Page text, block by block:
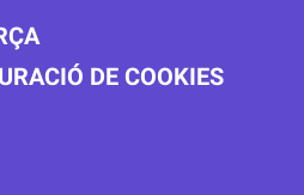
DE COOKIES